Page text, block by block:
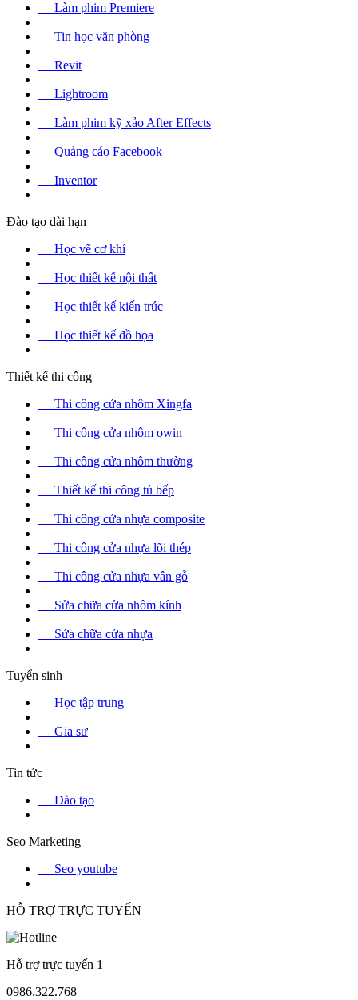
Làm phim Premiere
Tin học văn phòng
Revit
Lightroom
Làm phim kỹ xảo After Effects
Quảng cáo Facebook
Inventor
Đào tạo dài hạn
Học vẽ cơ khí
Học thiết kế nội thất
Học thiết kế kiến trúc
Học thiết kế đồ họa
Thiết kế thi công
Thi công cửa nhôm Xingfa
Thi công cửa nhôm owin
Thi công cửa nhôm thường
Thiết kế thi công tủ bếp
Thi công cửa nhựa composite
Thi công cửa nhựa lõi thép
Thi công cửa nhựa vân gỗ
Sửa chữa cửa nhôm kính
Sửa chữa cửa nhựa
Tuyển sinh
Học tập trung
Gia sư
Tin tức
Đào tạo
Seo Marketing
Seo youtube
HỖ TRỢ TRỰC TUYẾN
Hỗ trợ trực tuyến 1
0986.322.768